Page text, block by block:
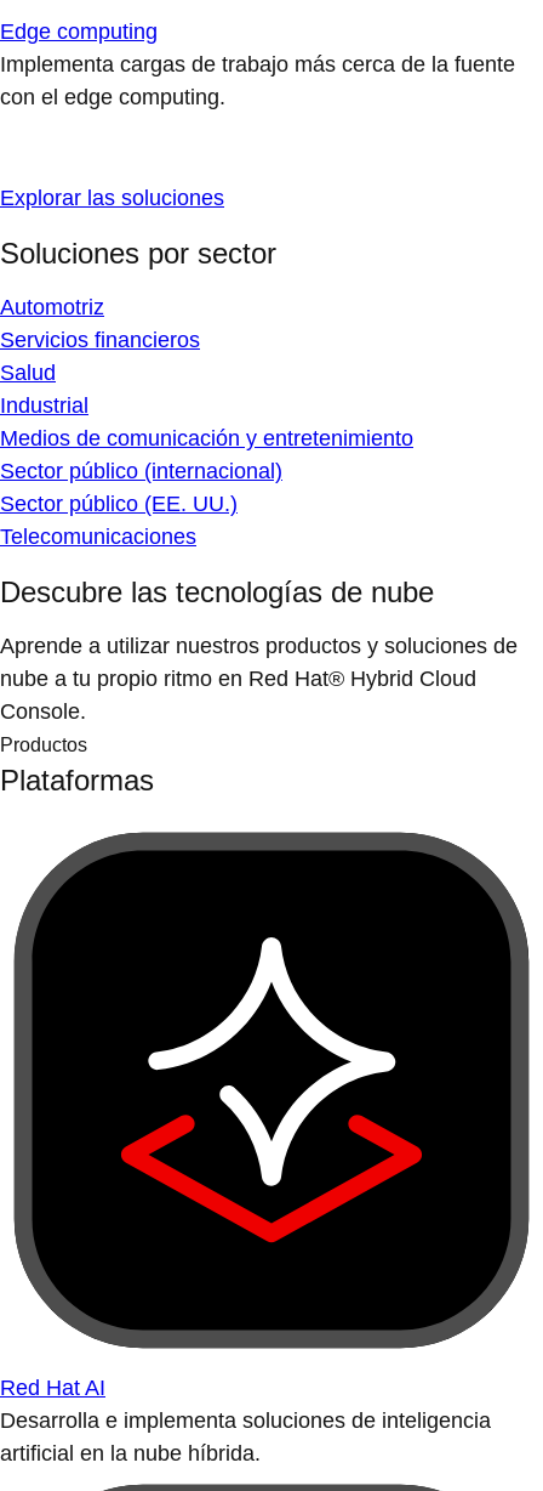
Edge computing
Implementa cargas de trabajo más cerca de la fuente
con el edge computing.
Explorar las soluciones
Soluciones por sector
Automotriz
Servicios financieros
Salud
Industrial
Medios de comunicación y entretenimiento
Sector público (internacional)
Sector público (EE. UU.)
Telecomunicaciones
Descubre las tecnologías de nube
Aprende a utilizar nuestros productos y soluciones de
nube a tu propio ritmo en Red Hat® Hybrid Cloud
Console.
Productos
Plataformas
Red Hat AI
Desarrolla e implementa soluciones de inteligencia
artificial en la nube híbrida.